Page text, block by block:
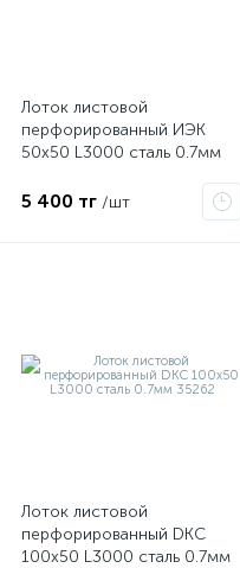
Лоток листовой
перфорированный ИЭК
50х50 L3000 сталь 0.7мм
5 400 тг /шт
Лоток листовой
перфорированный DKC
100х50 L3000 сталь 0.7мм